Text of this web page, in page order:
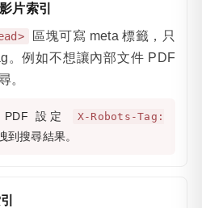
片索引
區塊可寫 meta 標籤，只
。例如不想讓內部文件 PDF
。
設定
X-Robots-Tag:
到搜尋結果。